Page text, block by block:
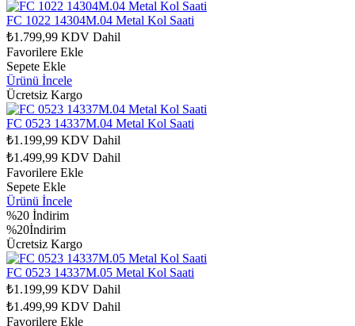
FC 1022 14304M.04 Metal Kol Saati
₺1.799,99 KDV Dahil
Favorilere Ekle
Sepete Ekle
Ürünü İncele
Ücretsiz Kargo
FC 0523 14337M.04 Metal Kol Saati
₺1.199,99 KDV Dahil
₺1.499,99 KDV Dahil
Favorilere Ekle
Sepete Ekle
Ürünü İncele
%20 İndirim
%20İndirim
Ücretsiz Kargo
FC 0523 14337M.05 Metal Kol Saati
₺1.199,99 KDV Dahil
₺1.499,99 KDV Dahil
Favorilere Ekle